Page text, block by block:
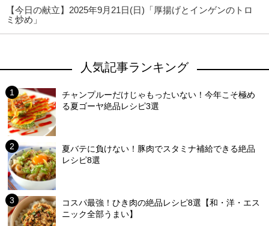
【今日の献立】2025年9月21日(日)「厚揚げとインゲンのトロ
ミ炒め」
人気記事ランキング
チャンプルーだけじゃもったいない！今年こそ極め
る夏ゴーヤ絶品レシピ3選
夏バテに負けない！豚肉でスタミナ補給できる絶品
レシピ8選
コスパ最強！ひき肉の絶品レシピ8選【和・洋・エス
ニック全部うまい】